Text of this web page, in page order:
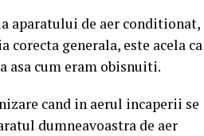
aparatului de aer conditionat,
corecta generala, este acela ca
asa cum eram obisnuiti.
cand in aerul incaperii se
dumneavoastra de aer